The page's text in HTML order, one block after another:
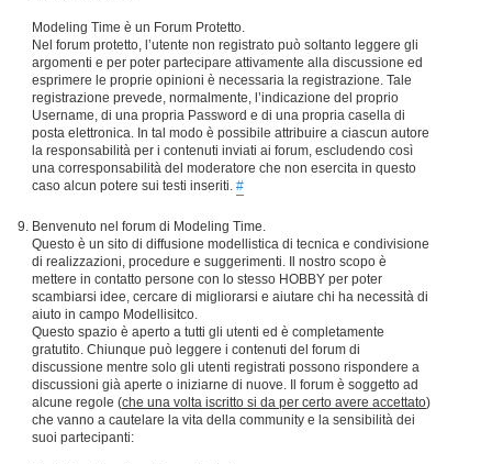
Modeling Time è un Forum Protetto.
Nel forum protetto, l’utente non registrato può soltanto leggere gli
argomenti e per poter partecipare attivamente alla discussione ed
esprimere le proprie opinioni è necessaria la registrazione. Tale
registrazione prevede, normalmente, l’indicazione del proprio
Username, di una propria Password e di una propria casella di
posta elettronica. In tal modo è possibile attribuire a ciascun autore
la responsabilità per i contenuti inviati ai forum, escludendo così
una corresponsabilità del moderatore che non esercita in questo
caso alcun potere sui testi inseriti. #
Benvenuto nel forum di Modeling Time.
Questo è un sito di diffusione modellistica di tecnica e condivisione
di realizzazioni, procedure e suggerimenti. Il nostro scopo è
mettere in contatto persone con lo stesso HOBBY per poter
scambiarsi idee, cercare di migliorarsi e aiutare chi ha necessità di
aiuto in campo Modellisitco.
Questo spazio è aperto a tutti gli utenti ed è completamente
gratutito. Chiunque può leggere i contenuti del forum di
discussione mentre solo gli utenti registrati possono rispondere a
discussioni già aperte o iniziarne di nuove. Il forum è soggetto ad
alcune regole (che una volta iscritto si da per certo avere accettato)
che vanno a cautelare la vita della community e la sensibilità dei
suoi partecipanti: